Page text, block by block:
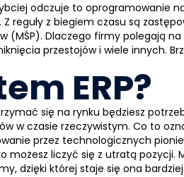
odczuje to oprogramowanie
reguły z biegiem czasu są
(MŚP). Dlaczego firmy polegają
przestojów i wiele innych.
ERP?
się na rynku będziesz
w czasie rzeczywistym. Co to
przez technologicznych
możesz liczyć się z utratą pozycji.
dzięki której staje się ona